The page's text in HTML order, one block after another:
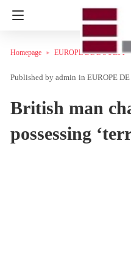
Homepage EUROPE DE L'OUEST
admin in EUROPE
British man
possessing